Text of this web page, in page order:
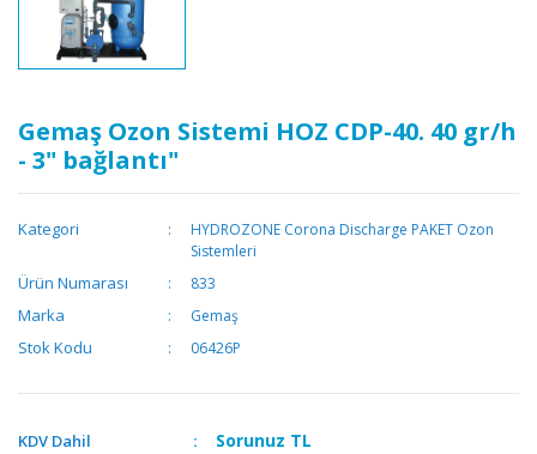
Gemaş Ozon Sistemi HOZ CDP-40. 40 gr/h
- 3" bağlantı"
Kategori
HYDROZONE Corona Discharge PAKET Ozon
Sistemleri
Ürün Numarası 833
Marka Gemaş
Stok Kodu 06426P
KDV Dahil Sorunuz TL